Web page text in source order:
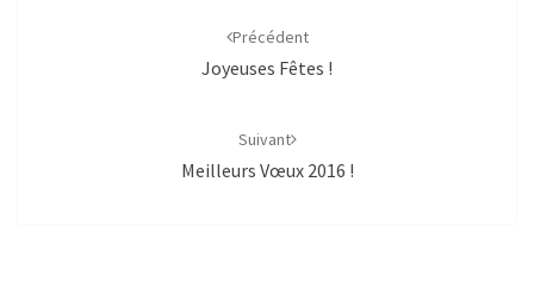
Précédent
Joyeuses Fêtes !
Suivant
Meilleurs Vœux 2016 !